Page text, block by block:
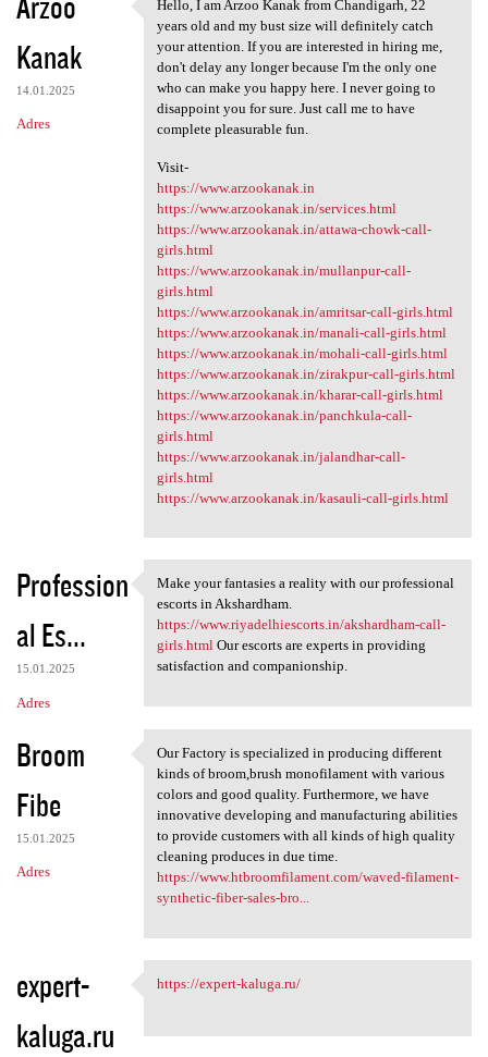
Kanak
14.01.2025
Adres
Hello, I am Arzoo Kanak from
Hello, I am Arzoo Kanak from Chandigarh, 22
years old and my bust size will definitely catch
your attention. If you are interested in hiring me,
don't delay any longer because I'm the only one
who can make you happy here. I never going to
disappoint you for sure. Just call me to have
complete pleasurable fun.
Visit-
https://www.arzookanak.in
https://www.arzookanak.in/services.html
https://www.arzookanak.in/attawa-chowk-call-
girls.html
https://www.arzookanak.in/mullanpur-call-
girls.html
https://www.arzookanak.in/amritsar-call-girls.html
https://www.arzookanak.in/manali-call-girls.html
https://www.arzookanak.in/mohali-call-girls.html
https://www.arzookanak.in/zirakpur-call-girls.html
https://www.arzookanak.in/kharar-call-girls.html
https://www.arzookanak.in/panchkula-call-
girls.html
https://www.arzookanak.in/jalandhar-call-
girls.html
https://www.arzookanak.in/kasauli-call-girls.html
Profession
al Es...
15.01.2025
Adres
Make your fantasies a reality
Make your fantasies a reality with our professional
escorts in Akshardham.
https://www.riyadelhiescorts.in/akshardham-call-
girls.htmlOur escorts are experts in providing
satisfaction and companionship.
Broom
Fibe
15.01.2025
Adres
Our Factory is specialized in
Our Factory is specialized in producing different
kinds of broom,brush monofilament with various
colors and good quality. Furthermore, we have
innovative developing and manufacturing abilities
to provide customers with all kinds of high quality
cleaning produces in due time.
https://www.htbroomfilament.com/waved-filament-
synthetic-fiber-sales-bro...
expert-
kaluga.ru
https://expert-kaluga.ru/
https://expert-kaluga.ru/